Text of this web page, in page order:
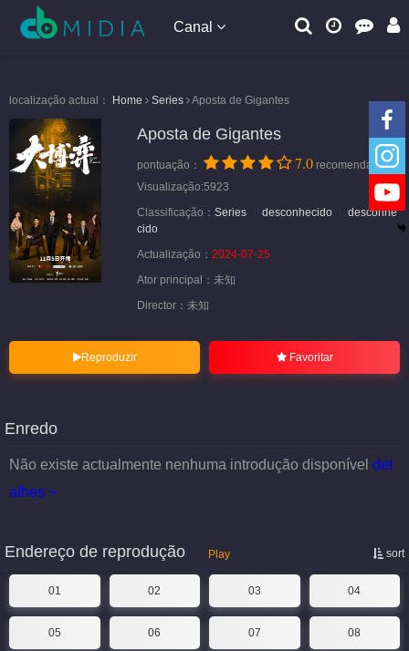
Canal
localização actual： Home Series Aposta de Gigantes
Aposta de Gigantes
pontuação： 7.0 recomendação
Visualização:5923
Classificação： Series desconhecido
desconhe
cido
Actualização： 2024-07-25
Ator principal： 未知
Director： 未知
Reproduzir Favoritar
Enredo
Não existe actualmente nenhuma introdução disponível det
alhes
sort
Endereço de reprodução Play
01 02 03 04
05 06 07 08